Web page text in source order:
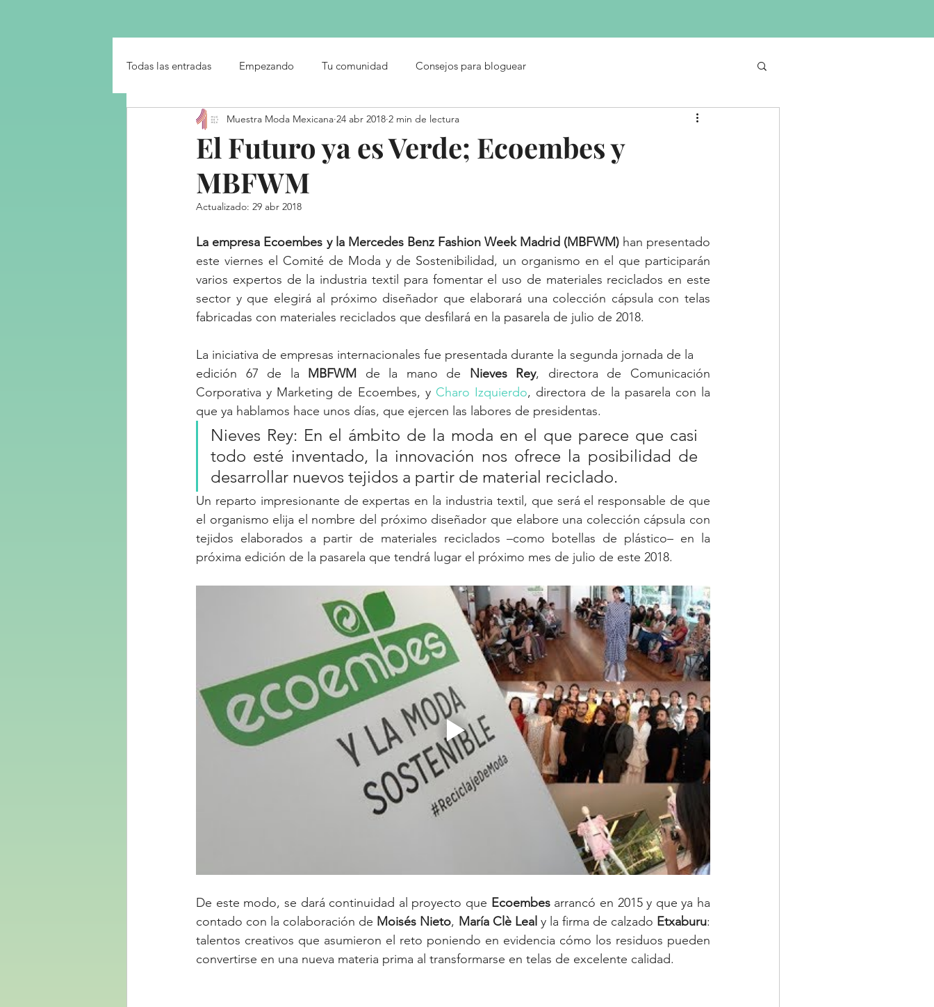
Todas las entradas Empezando Tu comunidad Consejos para bloguear
El Futuro ya es Verde; Ecoembes y
MBFWM
Muestra Moda Mexicana 24 abr 2018 2 min de lectura
Actualizado: 29 abr 2018
La empresa Ecoembes y la Mercedes Benz Fashion Week Madrid (MBFWM) han presentado
este viernes el Comité de Moda y de Sostenibilidad, un organismo en el que participarán
varios expertos de la industria textil para fomentar el uso de materiales reciclados en este
sector y que elegirá al próximo diseñador que elaborará una colección cápsula con telas
fabricadas con materiales reciclados que desfilará en la pasarela de julio de 2018.
La iniciativa de empresas internacionales fue presentada durante la segunda jornada de la
edición 67 de la MBFWM de la mano de Nieves Rey, directora de Comunicación
Corporativa y Marketing de Ecoembes, y Charo Izquierdo, directora de la pasarela con la
que ya hablamos hace unos días, que ejercen las labores de presidentas.
Nieves Rey: En el ámbito de la moda en el que parece que casi
todo esté inventado, la innovación nos ofrece la posibilidad de
desarrollar nuevos tejidos a partir de material reciclado.
Un reparto impresionante de expertas en la industria textil, que será el responsable de que
el organismo elija el nombre del próximo diseñador que elabore una colección cápsula con
tejidos elaborados a partir de materiales reciclados –como botellas de plástico– en la
próxima edición de la pasarela que tendrá lugar el próximo mes de julio de este 2018.
De este modo, se dará continuidad al proyecto que Ecoembes arrancó en 2015 y que ya ha
contado con la colaboración de Moisés Nieto, María Clè Leal y la firma de calzado Etxaburu:
talentos creativos que asumieron el reto poniendo en evidencia cómo los residuos pueden
convertirse en una nueva materia prima al transformarse en telas de excelente calidad.